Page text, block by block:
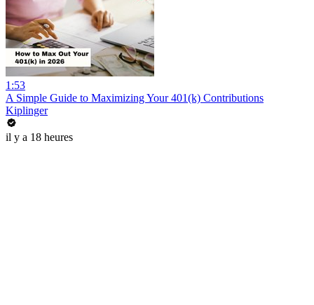
1:53
A Simple Guide to Maximizing Your 401(k) Contributions
Kiplinger
il y a 18 heures